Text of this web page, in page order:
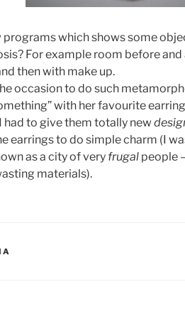
programs which shows some
For example room before
then with make up.
occasion to do such
with her favourite
had to give them totally new
earrings to do simple charm (I
as a city of very frugal people
materials).